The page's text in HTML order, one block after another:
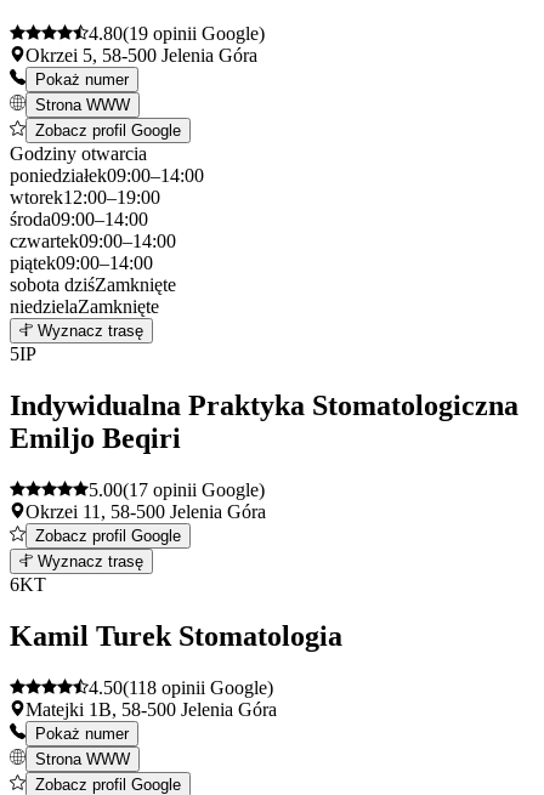
4.80(19 opinii Google)
Okrzei 5, 58-500 Jelenia Góra
Pokaż numer
Strona WWW
Zobacz profil Google
Godziny otwarcia
poniedziałek09:00–14:00
wtorek12:00–19:00
środa09:00–14:00
czwartek09:00–14:00
piątek09:00–14:00
sobota dziśZamknięte
niedzielaZamknięte
+
−
Wyznacz trasę
5IP
Indywidualna Praktyka Stomatologiczna
Emiljo Beqiri
5.00(17 opinii Google)
Okrzei 11, 58-500 Jelenia Góra
Zobacz profil Google
+
Wyznacz trasę
6KT
Kamil Turek Stomatologia
4.50(118 opinii Google)
Matejki 1B, 58-500 Jelenia Góra
Pokaż numer
Strona WWW
Zobacz profil Google